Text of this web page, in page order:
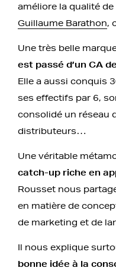
améliore la qualité
Guillaume Barathon,
Une très belle
est passé d’un CA
Elle a aussi conquis
ses effectifs par 6,
consolidé un réseau
distributeurs…
Une véritable
catch-up riche en
Rousset nous
en matière de
de marketing et de
Il nous explique
bonne idée à la